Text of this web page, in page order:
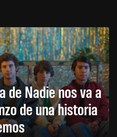
de Nadie nos va a
de una historia